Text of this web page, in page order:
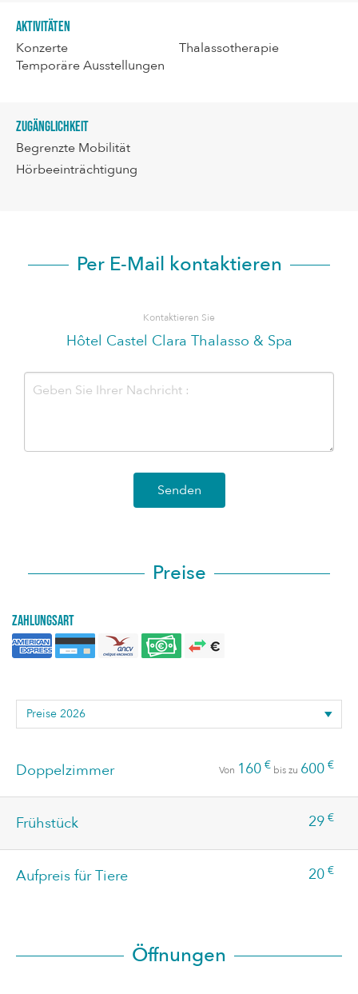
Aktivitäten
Konzerte
Temporäre Ausstellungen
Thalassotherapie
Zugänglichkeit
Begrenzte Mobilität
Hörbeeinträchtigung
Per E-Mail kontaktieren
Kontaktieren Sie
Hôtel Castel Clara Thalasso & Spa
Senden
Preise
Zahlungsart
Doppelzimmer Von 160 € bis zu 600 €
Frühstück 29 €
Aufpreis für Tiere 20 €
Öffnungen